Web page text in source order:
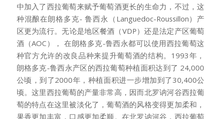
中加入了西拉葡萄来赋予葡萄酒更长的生命力，不过，这
种混酿在朗格多克- 鲁西永（Languedoc-Roussillon）产
区更为流行。无论是地区餐酒（VDP）还是法定产区葡萄
酒（AOC）， 在朗格多克-鲁西永都可以使用西拉葡萄这
种官方允许的改良品种来提升葡萄酒的结构。1993年，
朗格多克-鲁西永产区的西拉葡萄种植面积达到了 24,000
公顷，到了2000年，种植面积进一步增加到了30,400公
顷。这里西拉葡萄的产量非常高，因而北罗讷河谷西拉葡
萄的特点在这里被淡化了，葡萄酒的风格变得更加柔和，
果香更加丰富，口感更加柔顺。在北罗讷河谷，西拉葡萄